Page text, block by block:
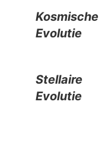
Kosmische
Evolutie
Stellaire
Evolutie